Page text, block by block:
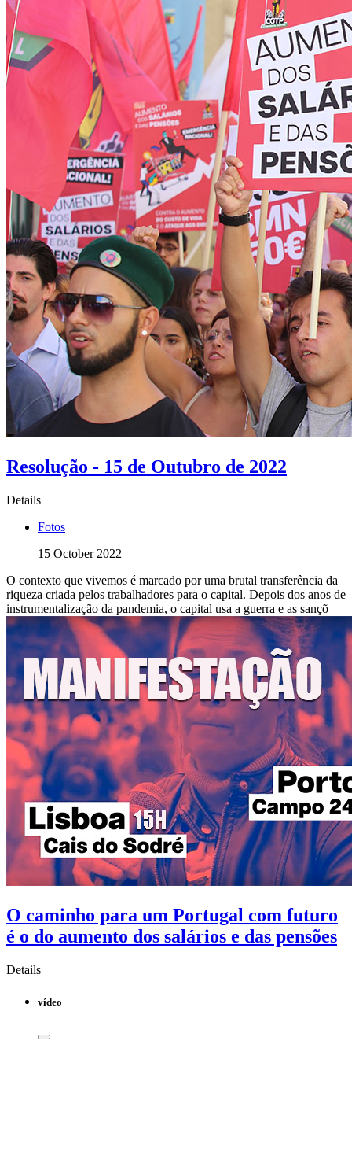
Resolução - 15 de Outubro de 2022
Details
Fotos
15 October 2022
O contexto que vivemos é marcado por uma brutal transferência da
riqueza criada pelos trabalhadores para o capital. Depois dos anos de
instrumentalização da pandemia, o capital usa a guerra e as sançõ
O caminho para um Portugal com futuro
é o do aumento dos salários e das pensões
Details
vídeo